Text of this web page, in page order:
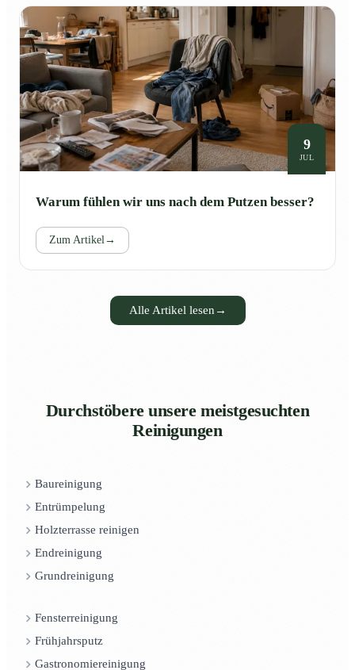
9
JUL
Warum fühlen wir uns nach dem Putzen besser?
Zum Artikel→
Alle Artikel lesen →
Durchstöbere unsere meistgesuchten
Reinigungen
Baureinigung
Entrümpelung
Holzterrasse reinigen
Endreinigung
Grundreinigung
Fensterreinigung
Frühjahrsputz
Gastronomiereinigung